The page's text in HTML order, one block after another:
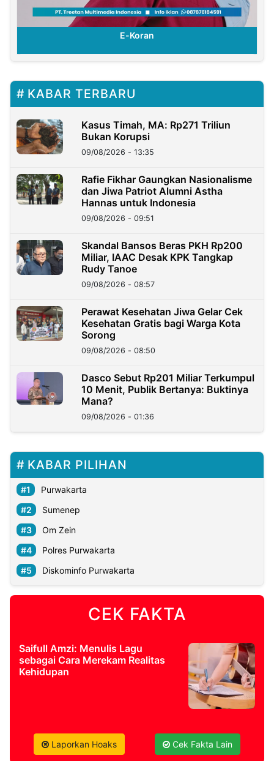
E-Koran
KABAR TERBARU
Kasus Timah, MA: Rp271 Triliun
Bukan Korupsi
09/08/2026 - 13:35
Rafie Fikhar Gaungkan Nasionalisme
dan Jiwa Patriot Alumni Astha
Hannas untuk Indonesia
09/08/2026 - 09:51
Skandal Bansos Beras PKH Rp200
Miliar, IAAC Desak KPK Tangkap
Rudy Tanoe
09/08/2026 - 08:57
Perawat Kesehatan Jiwa Gelar Cek
Kesehatan Gratis bagi Warga Kota
Sorong
09/08/2026 - 08:50
Dasco Sebut Rp201 Miliar Terkumpul
10 Menit, Publik Bertanya: Buktinya
Mana?
09/08/2026 - 01:36
KABAR PILIHAN
Purwakarta
Sumenep
Om Zein
Polres Purwakarta
Diskominfo Purwakarta
CEK FAKTA
Saifull Amzi: Menulis Lagu
sebagai Cara Merekam Realitas
Kehidupan
Laporkan Hoaks Cek Fakta Lain